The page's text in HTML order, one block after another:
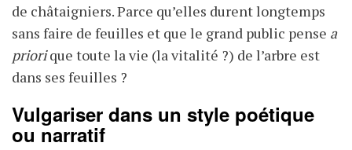
de châtaigniers. Parce qu’elles durent longtemps
sans faire de feuilles et que le grand public pense a
priorique toute la vie (la vitalité ?) de l’arbre est
dans ses feuilles ?
Vulgariser dans un style poétique
ou narratif